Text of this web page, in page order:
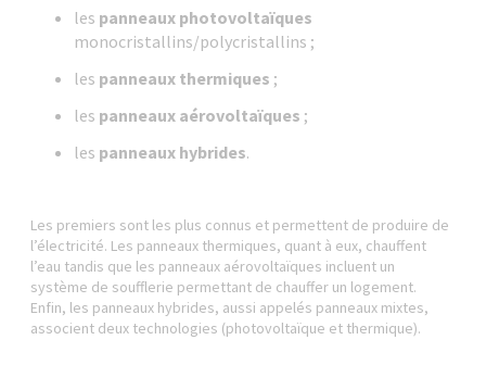
les panneaux photovoltaïques
monocristallins/polycristallins ;
les panneaux thermiques ;
les panneaux aérovoltaïques ;
les panneaux hybrides.
Les premiers sont les plus connus et permettent de produire de
l’électricité. Les panneaux thermiques, quant à eux, chauffent
l’eau tandis que les panneaux aérovoltaïques incluent un
système de soufflerie permettant de chauffer un logement.
Enfin, les panneaux hybrides, aussi appelés panneaux mixtes,
associent deux technologies (photovoltaïque et thermique).